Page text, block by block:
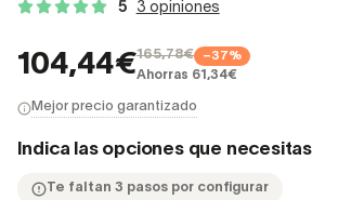
5 3 opiniones
104,44€165,78€ −37%
Ahorras 61,34€
Mejor precio garantizado
Indica las opciones que necesitas
Te faltan 3 pasos por configurar